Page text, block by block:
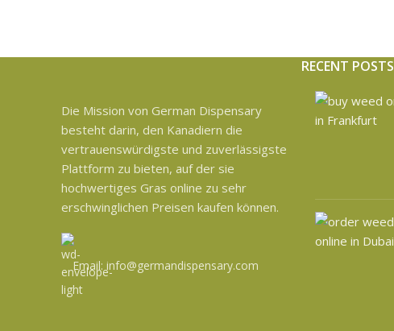
Die Mission von German Dispensary
besteht darin, den Kanadiern die
vertrauenswürdigste und zuverlässigste
Plattform zu bieten, auf der sie
hochwertiges Gras online zu sehr
erschwinglichen Preisen kaufen können.
Email: info@germandispensary.com
RECENT POSTS